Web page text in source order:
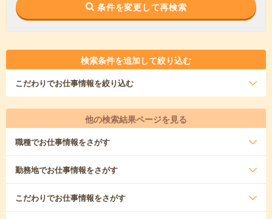
条件を変更して再検索
検索条件を追加して絞り込む
こだわりでお仕事情報を絞り込む
他の検索結果ページを見る
職種でお仕事情報をさがす
勤務地でお仕事情報をさがす
こだわりでお仕事情報をさがす